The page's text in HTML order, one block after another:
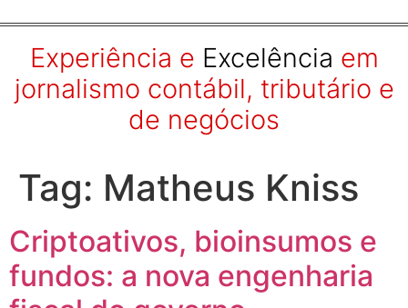
Experiência e Excelência em
jornalismo contábil, tributário e
de negócios
Tag: Matheus Kniss
Criptoativos, bioinsumos e
fundos: a nova engenharia